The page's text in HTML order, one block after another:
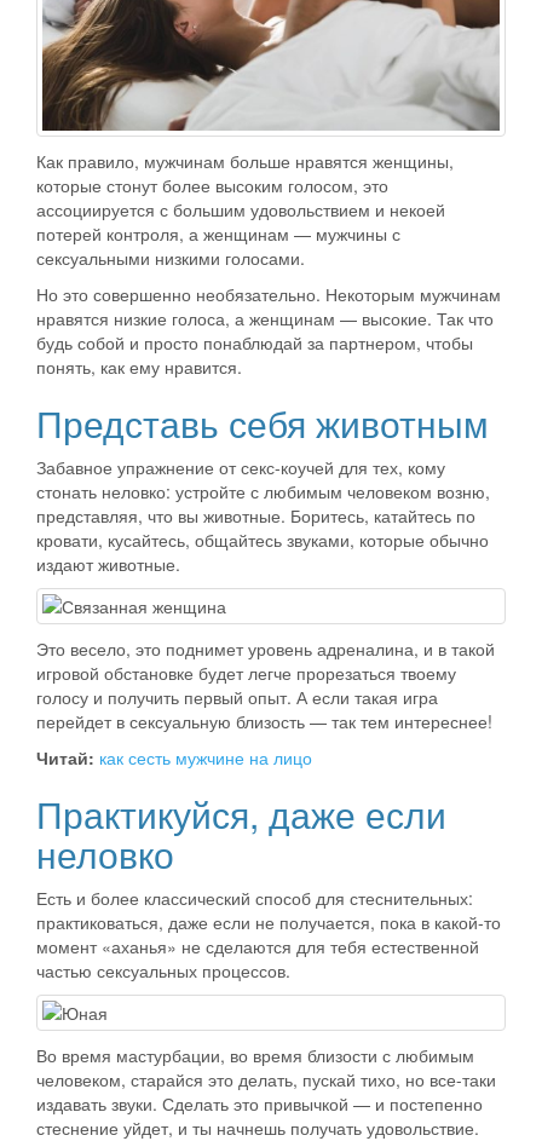
Как правило, мужчинам больше нравятся женщины,
которые стонут более высоким голосом, это
ассоциируется с большим удовольствием и некоей
потерей контроля, а женщинам — мужчины с
сексуальными низкими голосами.
Но это совершенно необязательно. Некоторым мужчинам
нравятся низкие голоса, а женщинам — высокие. Так что
будь собой и просто понаблюдай за партнером, чтобы
понять, как ему нравится.
Представь себя животным
Забавное упражнение от секс-коучей для тех, кому
стонать неловко: устройте с любимым человеком возню,
представляя, что вы животные. Боритесь, катайтесь по
кровати, кусайтесь, общайтесь звуками, которые обычно
издают животные.
Это весело, это поднимет уровень адреналина, и в такой
игровой обстановке будет легче прорезаться твоему
голосу и получить первый опыт. А если такая игра
перейдет в сексуальную близость — так тем интереснее!
Читай: как сесть мужчине на лицо
Практикуйся, даже если
неловко
Есть и более классический способ для стеснительных:
практиковаться, даже если не получается, пока в какой-то
момент «аханья» не сделаются для тебя естественной
частью сексуальных процессов.
Во время мастурбации, во время близости с любимым
человеком, старайся это делать, пускай тихо, но все-таки
издавать звуки. Сделать это привычкой — и постепенно
стеснение уйдет, и ты начнешь получать удовольствие.